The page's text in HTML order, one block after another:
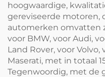
hoogwaardige,
gereviseerde motoren,
automerken omvatten
voor BMW, voor Audi,
Land Rover, voor
Maserati, met in totaal
Tegenwoordig, met de